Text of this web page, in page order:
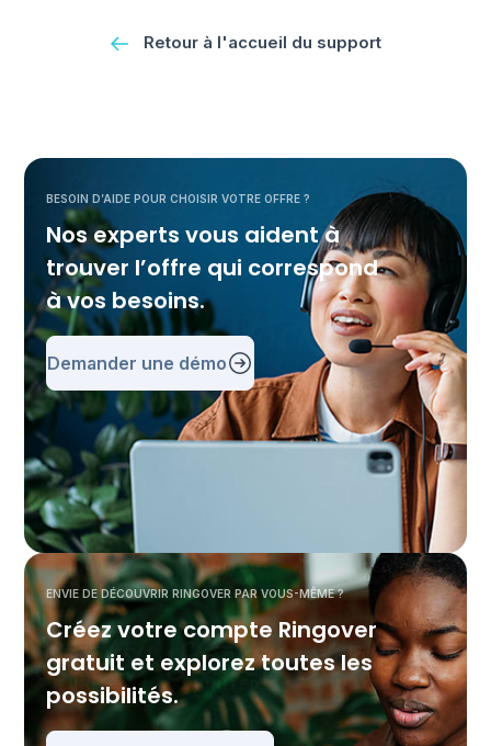
Retour à l'accueil du support
BESOIN D’AIDE POUR CHOISIR VOTRE OFFRE ?
Nos experts vous aident à
trouver l’offre qui correspond
à vos besoins.
Demander une démo
ENVIE DE DÉCOUVRIR RINGOVER PAR VOUS-MÊME ?
Créez votre compte Ringover
gratuit et explorez toutes les
possibilités.